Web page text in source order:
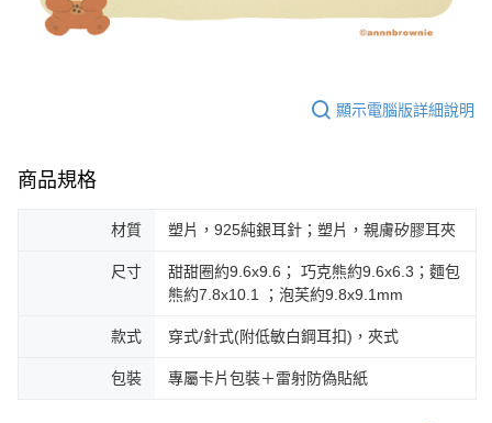
顯示電腦版詳細說明
商品規格
材質 塑片，925純銀耳針；塑片，親膚矽膠耳夾
尺寸
甜甜圈約9.6x9.6； 巧克熊約9.6x6.3；麵包
熊約7.8x10.1 ；泡芙約9.8x9.1mm
款式 穿式/針式(附低敏白鋼耳扣)，夾式
包裝 專屬卡片包裝＋雷射防偽貼紙